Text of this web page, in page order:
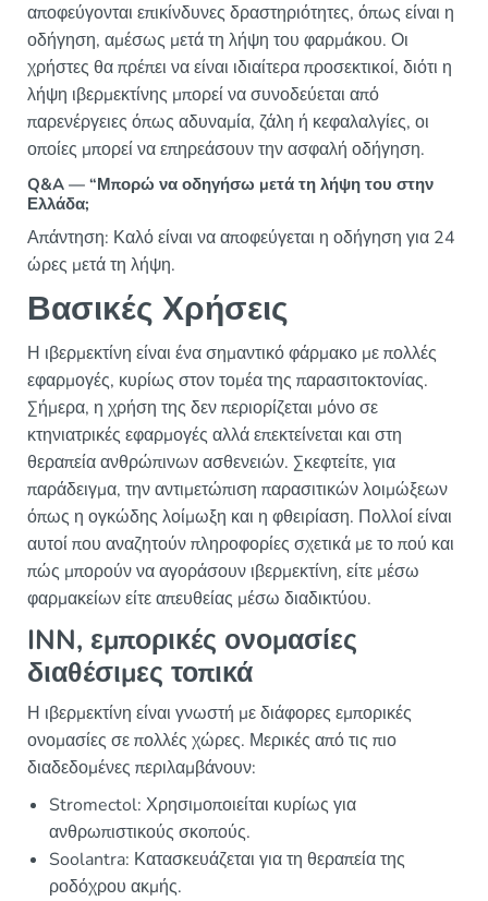
αποφεύγονται επικίνδυνες δραστηριότητες, όπως είναι η
οδήγηση, αμέσως μετά τη λήψη του φαρμάκου. Οι
χρήστες θα πρέπει να είναι ιδιαίτερα προσεκτικοί, διότι η
λήψη ιβερμεκτίνης μπορεί να συνοδεύεται από
παρενέργειες όπως αδυναμία, ζάλη ή κεφαλαλγίες, οι
οποίες μπορεί να επηρεάσουν την ασφαλή οδήγηση.
Q&A — “Μπορώ να οδηγήσω μετά τη λήψη του στην
Ελλάδα;
Απάντηση: Καλό είναι να αποφεύγεται η οδήγηση για 24
ώρες μετά τη λήψη.
Βασικές Χρήσεις
Η ιβερμεκτίνη είναι ένα σημαντικό φάρμακο με πολλές
εφαρμογές, κυρίως στον τομέα της παρασιτοκτονίας.
Σήμερα, η χρήση της δεν περιορίζεται μόνο σε
κτηνιατρικές εφαρμογές αλλά επεκτείνεται και στη
θεραπεία ανθρώπινων ασθενειών. Σκεφτείτε, για
παράδειγμα, την αντιμετώπιση παρασιτικών λοιμώξεων
όπως η ογκώδης λοίμωξη και η φθειρίαση. Πολλοί είναι
αυτοί που αναζητούν πληροφορίες σχετικά με το πού και
πώς μπορούν να αγοράσουν ιβερμεκτίνη, είτε μέσω
φαρμακείων είτε απευθείας μέσω διαδικτύου.
INN, εμπορικές ονομασίες
διαθέσιμες τοπικά
Η ιβερμεκτίνη είναι γνωστή με διάφορες εμπορικές
ονομασίες σε πολλές χώρες. Μερικές από τις πιο
διαδεδομένες περιλαμβάνουν:
Stromectol: Χρησιμοποιείται κυρίως για
ανθρωπιστικούς σκοπούς.
Soolantra: Κατασκευάζεται για τη θεραπεία της
ροδόχρου ακμής.